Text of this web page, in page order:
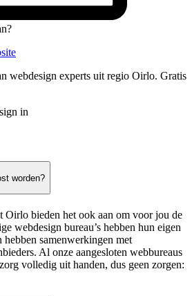
webdesign experts uit regio Oirlo. Gratis
in
worden?
Oirlo bieden het ook aan om voor jou de
webdesign bureau’s hebben hun eigen
hebben samenwerkingen met
Al onze aangesloten webbureaus
volledig uit handen, dus geen zorgen: